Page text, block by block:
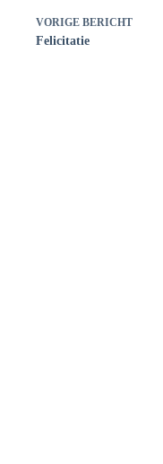
VORIGE BERICHT
Felicitatie